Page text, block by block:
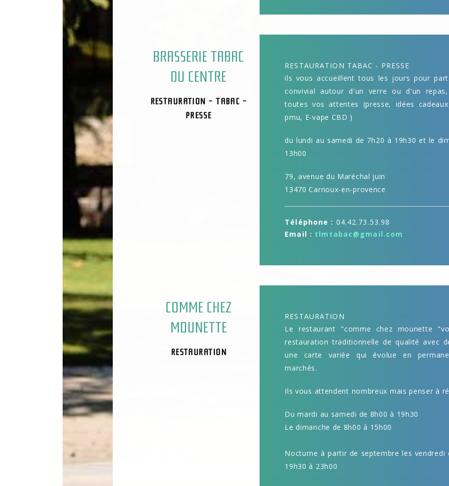
BRASSERIE TABAC
DU CENTRE
RESTAURATION - TABAC -
PRESSE
RESTAURATION TABAC - PRESSE
ils vous accueillent tous les jours pour
convivial autour d'un verre ou d'un
toutes vos attentes (presse, idées
pmu, E-vape CBD )
du lundi au samedi de 7h20 à 19h30 et le
13h00
79, avenue du Maréchal juin
13470 Carnoux-en-provence
Téléphone : 04.42.73.53.98
Email : tlmtabac@gmail.com
COMME CHEZ
MOUNETTE
RESTAURATION
RESTAURATION
Le restaurant "comme chez mounette
restauration traditionnelle de qualité avec
une carte variée qui évolue en
marchés.
Ils vous attendent nombreux mais penser à
Du mardi au samedi de 8h00 à 19h30
Le dimanche de 8h00 à 15h00
Nocturne à partir de septembre les vendredi
19h30 à 23h00